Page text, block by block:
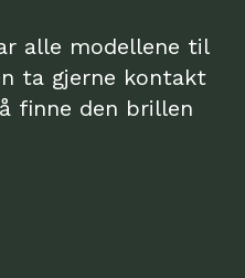
alle modellene til
ta gjerne kontakt
finne den brillen